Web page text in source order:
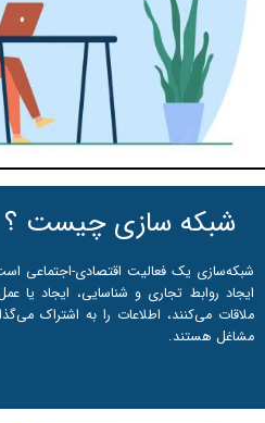
​​شبکه سازی چیست ؟
شبکه‌سازی یک فعالیت اقتصادی-اجتماعی است
ایجاد روابط تجاری و شناسایی، ایجاد یا
ملاقات می‌کنند، اطلاعات را به اشتراک
مشاغل هستند.